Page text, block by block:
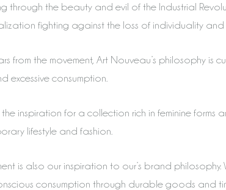
through the beauty and evil of the Industrial
fighting against the loss of individuality and
from the movement, Art Nouveau’s philosophy is
excessive consumption.
the inspiration for a collection rich in feminine
lifestyle and fashion.
is also our inspiration to our’s brand
consumption through durable goods and